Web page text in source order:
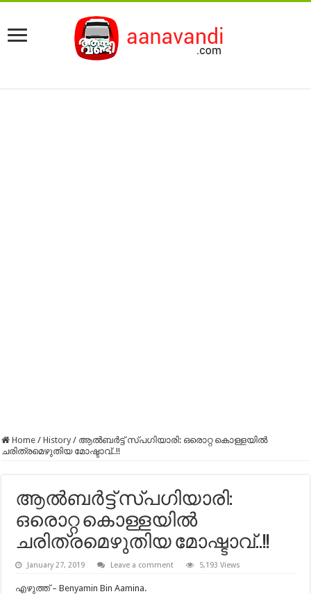
Home / History / ആല്‍ബര്‍ട്ട് സ്പഗിയാരി: ഒരൊറ്റ കൊള്ളയിൽ
ചരിത്രമെഴുതിയ മോഷ്ടാവ്..!!
ആല്‍ബര്‍ട്ട് സ്പഗിയാരി:
ഒരൊറ്റ കൊള്ളയിൽ
ചരിത്രമെഴുതിയ മോഷ്ടാവ്..!!
January 27, 2019 Leave a comment 5,193 Views
എഴുത്ത് – Benyamin Bin Aamina.